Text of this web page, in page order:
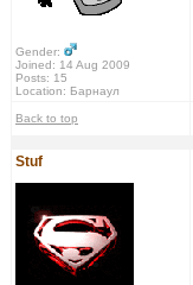
Gender:
Joined: 14 Aug 2009
Posts: 15
Location: Барнаул
Back to top
Stuf